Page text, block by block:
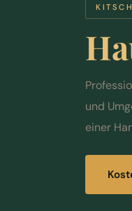
und
einer